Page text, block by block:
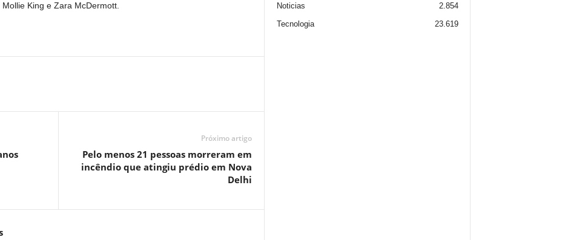
King e Zara McDermott.
Próximo artigo
Pelo menos 21 pessoas morreram em
incêndio que atingiu prédio em Nova
Delhi
Noticias
2.854
Tecnologia
23.619